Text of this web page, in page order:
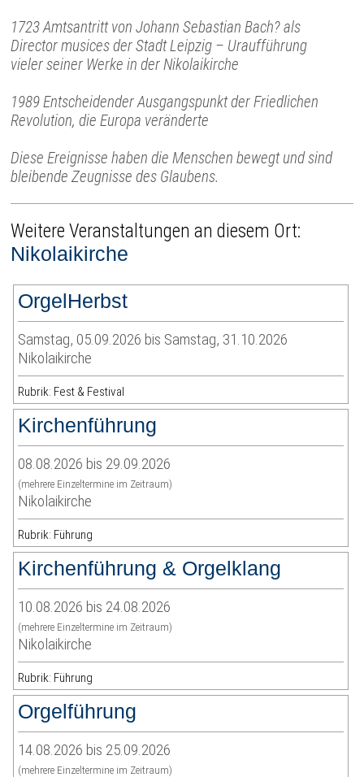
1723 Amtsantritt von Johann Sebastian Bach? als
Director musices der Stadt Leipzig – Uraufführung
vieler seiner Werke in der Nikolaikirche
1989 Entscheidender Ausgangspunkt der Friedlichen
Revolution, die Europa veränderte
Diese Ereignisse haben die Menschen bewegt und sind
bleibende Zeugnisse des Glaubens.
Weitere Veranstaltungen an diesem Ort:
Nikolaikirche
OrgelHerbst
Samstag, 05.09.2026 bis Samstag, 31.10.2026
Nikolaikirche
Rubrik: Fest & Festival
Kirchenführung
08.08.2026 bis 29.09.2026
(mehrere Einzeltermine im Zeitraum)
Nikolaikirche
Rubrik: Führung
Kirchenführung & Orgelklang
10.08.2026 bis 24.08.2026
(mehrere Einzeltermine im Zeitraum)
Nikolaikirche
Rubrik: Führung
Orgelführung
14.08.2026 bis 25.09.2026
(mehrere Einzeltermine im Zeitraum)